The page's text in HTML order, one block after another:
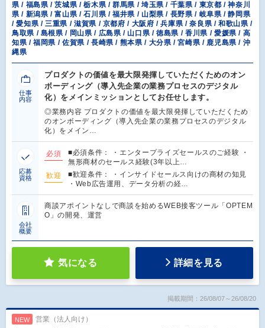
県 / 福島県 / 茨城県 / 栃木県 / 群馬県 / 埼玉県 / 千葉県 / 東京都 / 神奈川
県 / 新潟県 / 富山県 / 石川県 / 福井県 / 山梨県 / 長野県 / 岐阜県 / 静岡県
/ 愛知県 / 三重県 / 滋賀県 / 京都府 / 大阪府 / 兵庫県 / 奈良県 / 和歌山県 /
鳥取県 / 島根県 / 岡山県 / 広島県 / 山口県 / 徳島県 / 香川県 / 愛媛県 / 高
知県 / 福岡県 / 佐賀県 / 長崎県 / 熊本県 / 大分県 / 宮崎県 / 鹿児島県 / 沖
縄県
仕事
内容
プロダクトの価値を最大限発揮していただくためのオン
ボーディング（導入先企業の業務プロセスのデジタル
化）をメインミッションとしてお任せします。
◎業務内容 プロダクトの価値を最大限発揮していただくため
のオンボーディング（導入先企業の業務プロセスのデジタル
化）をメイン…
応募
資格
必須
■必須条件： ・エンタープライズセールスのご経験 ・
無形商材のセールス経験(3年以上…
歓迎
■歓迎条件： ・インサイドセールス向けの商材の知見
・Web広告運用、データ分析の経…
会社
概要
商談アポイントなしで商談を始めるWEB接客ツール「OPTEM
O」の開発、運営
気になる 詳細を見る
掲載期間：26/08/07～26/08/20
NEW 営業（法人向け）